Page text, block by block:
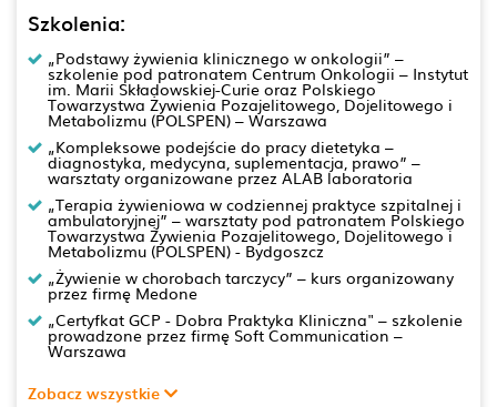
Szkolenia:
„Podstawy żywienia klinicznego w onkologii” –
szkolenie pod patronatem Centrum Onkologii – Instytut
im. Marii Składowskiej-Curie oraz Polskiego
Towarzystwa Żywienia Pozajelitowego, Dojelitowego i
Metabolizmu (POLSPEN) – Warszawa
„Kompleksowe podejście do pracy dietetyka –
diagnostyka, medycyna, suplementacja, prawo” –
warsztaty organizowane przez ALAB laboratoria
„Terapia żywieniowa w codziennej praktyce szpitalnej i
ambulatoryjnej” – warsztaty pod patronatem Polskiego
Towarzystwa Żywienia Pozajelitowego, Dojelitowego i
Metabolizmu (POLSPEN) - Bydgoszcz
„Żywienie w chorobach tarczycy” – kurs organizowany
przez firmę Medone
„Certyfkat GCP - Dobra Praktyka Kliniczna" – szkolenie
prowadzone przez firmę Soft Communication –
Warszawa
Zobacz wszystkie